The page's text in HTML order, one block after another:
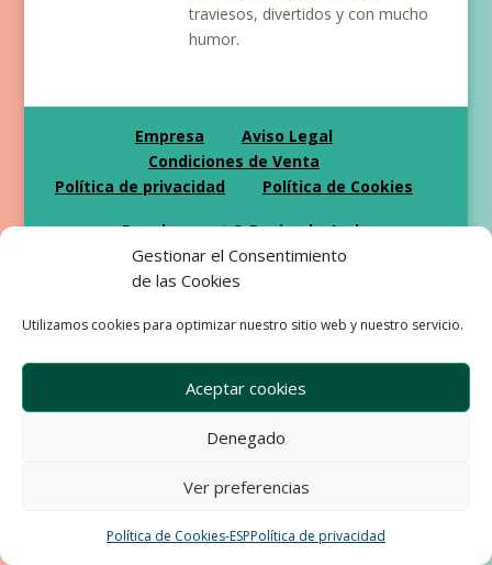
Gestionar el Consentimiento
de las Cookies
Utilizamos cookies para optimizar nuestro sitio web y nuestro servicio.
Aceptar cookies
Denegado
Ver preferencias
Política de Cookies-ESPPolítica de privacidad
traviesos, divertidos y con mucho
humor.
Empresa
Aviso Legal
Condiciones de Venta
Política de privacidad
Política de Cookies
Development & Design by Ixole